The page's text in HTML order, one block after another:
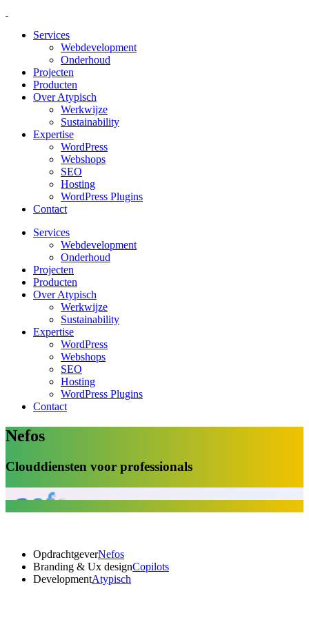
Services
Webdevelopment
Onderhoud
Projecten
Producten
Over Atypisch
Werkwijze
Sustainability
Expertise
WordPress
Webshops
SEO
Hosting
WordPress Plugins
Contact
Services
Webdevelopment
Onderhoud
Projecten
Producten
Over Atypisch
Werkwijze
Sustainability
Expertise
WordPress
Webshops
SEO
Hosting
WordPress Plugins
Contact
Nefos
Clouddiensten voor professionals
OpdrachtgeverNefos
Branding & Ux designCopilots
DevelopmentAtypisch